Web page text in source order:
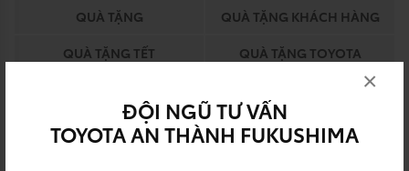
ĐỘI NGŨ TƯ VẤN
TOYOTA AN THÀNH FUKUSHIMA
×
QUÀ TẶNG
QUÀ TẶNG KHÁCH HÀNG
QUÀ TẶNG TẾT
QUÀ TẶNG TOYOTA
QUY TRÌNH TOYOTA
RÚT THĂM TRÚNG
THƯỞNG